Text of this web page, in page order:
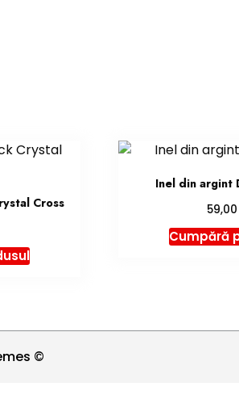
Cross
Inel din argint
59,00
Cumpără
©